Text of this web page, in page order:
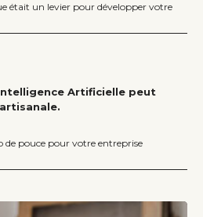
était un levier pour développer votre
Artificielle peut
de pouce pour votre entreprise